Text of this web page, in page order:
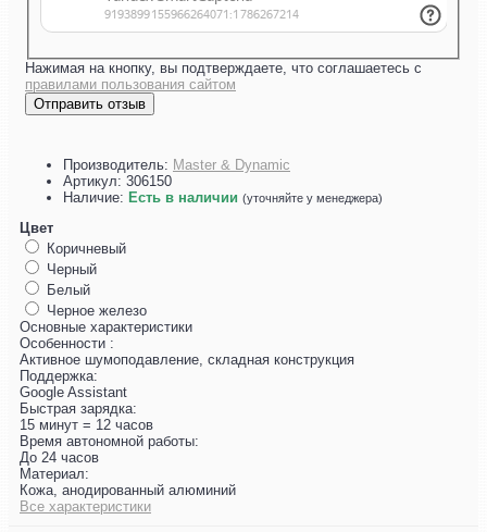
Нажимая на кнопку, вы подтверждаете, что соглашаетесь с
правилами пользования сайтом
Отправить отзыв
Производитель: Master & Dynamic
Артикул: 306150
Наличие: Есть в наличии (уточняйте у менеджера)
Цвет
Коричневый
Черный
Белый
Черное железо
Основные характеристики
Особенности :
Активное шумоподавление, складная конструкция
Поддержка:
Google Assistant
Быстрая зарядка:
15 минут = 12 часов
Время автономной работы:
До 24 часов
Материал:
Кожа, анодированный алюминий
Все характеристики